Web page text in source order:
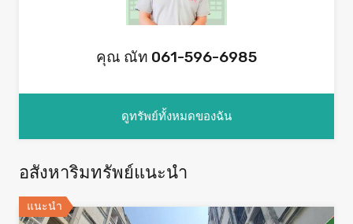
คุณ ณัท 061-596-6985
ดูทรัพย์ทั้งหมดของฉัน
อสังหาริมทรัพย์แนะนำ
แนะนำ